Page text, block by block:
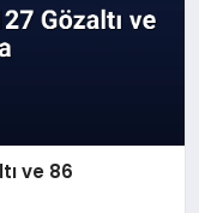
ve 86